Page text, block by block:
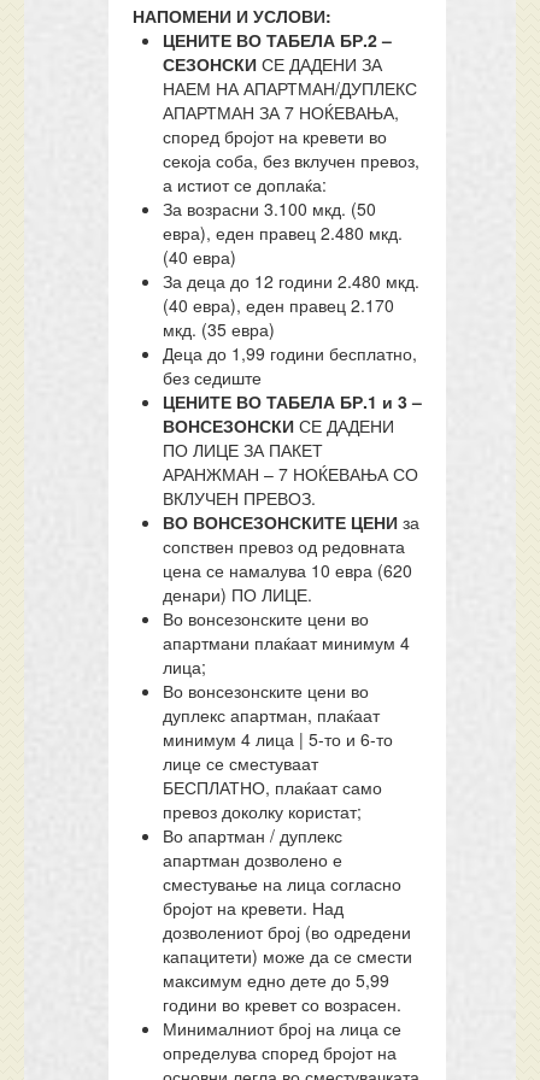
НАПОМЕНИ И УСЛОВИ:
ЦЕНИТЕ ВО ТАБЕЛА БР.2 –
СЕЗОНСКИ СЕ ДАДЕНИ ЗА
НАЕМ НА АПАРТМАН/ДУПЛЕКС
АПАРТМАН ЗА 7 НОЌЕВАЊА,
според бројот на кревети во
секоја соба, без вклучен превоз,
а истиот се доплаќа:
За возрасни 3.100 мкд. (50
евра), еден правец 2.480 мкд.
(40 евра)
За деца до 12 години 2.480 мкд.
(40 евра), еден правец 2.170
мкд. (35 евра)
Деца до 1,99 години бесплатно,
без седиште
ЦЕНИТЕ ВО ТАБЕЛА БР.1 и 3 –
ВОНСЕЗОНСКИ СЕ ДАДЕНИ
ПО ЛИЦЕ ЗА ПАКЕТ
АРАНЖМАН – 7 НОЌЕВАЊА СО
ВКЛУЧЕН ПРЕВОЗ.
ВО ВОНСЕЗОНСКИТЕ ЦЕНИ за
сопствен превоз од редовната
цена се намалува 10 евра (620
денари) ПО ЛИЦЕ.
Во вонсезонските цени во
апартмани плаќаат минимум 4
лица;
Во вонсезонските цени во
дуплекс апартман, плаќаат
минимум 4 лица | 5-то и 6-то
лице се сместуваат
БЕСПЛАТНО, плаќаат само
превоз доколку користат;
Во апартман / дуплекс
апартман дозволено е
сместување на лица согласно
бројот на кревети. Над
дозволениот број (во одредени
капацитети) може да се смести
максимум едно дете до 5,99
години во кревет со возрасен.
Минималниот број на лица се
определува според бројот на